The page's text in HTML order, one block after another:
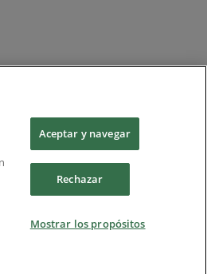
Aceptar y navegar
Rechazar
Mostrar los propósitos